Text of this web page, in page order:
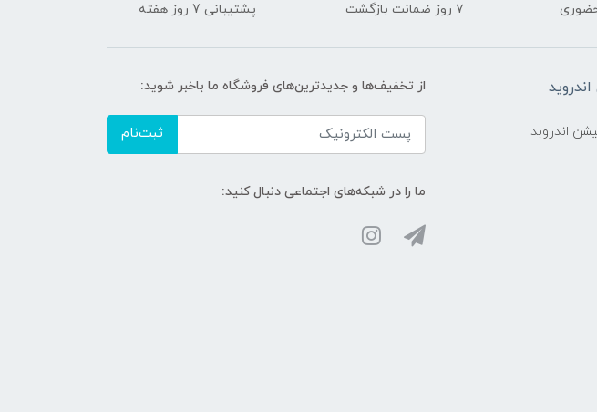
۷ روز ضمانت بازگشت پشتیبانی 7 روز هفته
اندروبد
از تخفیف‌ها و جدیدترین‌های فروشگاه ما باخبر شوید:
ثبت‌نام
ما را در شبکه‌های اجتماعی دنبال کنید: